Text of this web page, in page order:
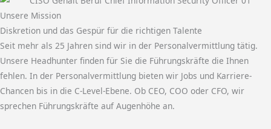
Unsere Mission
Diskretion und das Gespür für die richtigen Talente
Seit mehr als 25 Jahren sind wir in der Personalvermittlung tätig.
Unsere Headhunter finden für Sie die Führungskräfte die Ihnen
fehlen. In der Personalvermittlung bieten wir Jobs und Karriere-
Chancen bis in die C-Level-Ebene. Ob CEO, COO oder CFO, wir
sprechen Führungskräfte auf Augenhöhe an.